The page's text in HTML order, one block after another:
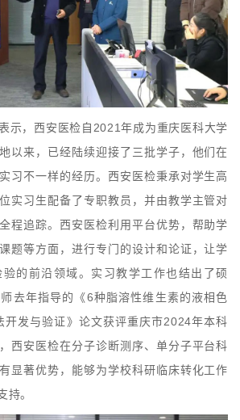
示，西安医检自2021年成为重庆医科大学
以来，已经陆续迎接了三批学子，他们在
习不一样的经历。西安医检秉承对学生高
实习生配备了专职教员，并由教学主管对
程追踪。西安医检利用平台优势，帮助学
题等方面，进行专门的设计和论证，让学
的前沿领域。实习教学工作也结出了硕
去年指导的《6种脂溶性维生素的液相色
开发与验证》论文获评重庆市2024年本科
西安医检在分子诊断测序、单分子平台科
显著优势，能够为学校科研临床转化工作
持。